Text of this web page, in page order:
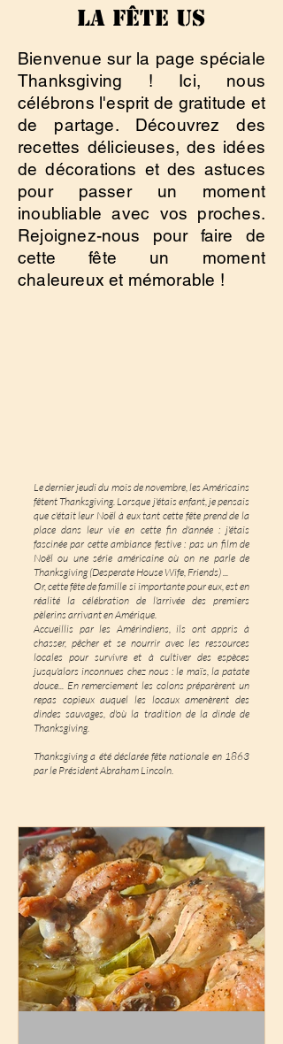
la fête US
Bienvenue sur la page spéciale
Thanksgiving ! Ici, nous
célébrons l'esprit de gratitude et
de partage. Découvrez des
recettes délicieuses, des idées
de décorations et des astuces
pour passer un moment
inoubliable avec vos proches.
Rejoignez-nous pour faire de
cette fête un moment
chaleureux et mémorable !
Le dernier jeudi du mois de novembre, les Américains
fêtent Thanksgiving. Lorsque j'étais enfant, je pensais
que c'était leur Noël à eux tant cette fête prend de la
place dans leur vie en cette fin d'année : j'étais
fascinée par cette ambiance festive : pas un film de
Noël ou une série américaine où on ne parle de
Thanksgiving (Desperate House Wife, Friends) ...
Or, cette fête de famille si importante pour eux, est en
réalité la célébration de l'arrivée des premiers
pèlerins arrivant en Amérique.
Accueillis par les Amérindiens, ils ont appris à
chasser, pêcher et se nourrir avec les ressources
locales pour survivre et à cultiver des espèces
jusqu'alors inconnues chez nous : le maïs, la patate
douce... En remerciement les colons préparèrent un
repas copieux auquel les locaux amenèrent des
dindes sauvages, d'où la tradition de la dinde de
Thanksgiving.
Thanksgiving a été déclarée fête nationale en 1863
par le Président Abraham Lincoln.